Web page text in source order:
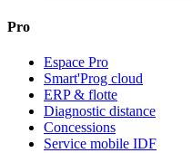
Pro
Espace Pro
Smart'Prog cloud
ERP & flotte
Diagnostic distance
Concessions
Service mobile IDF